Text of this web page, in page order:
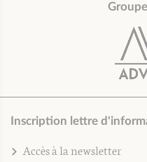
Inscription lettre
Accès à la newsletter